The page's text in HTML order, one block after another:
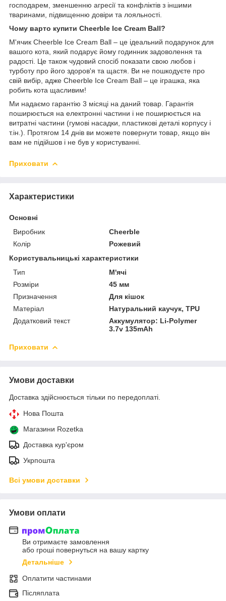
господарем, зменшенню агресії та конфліктів з іншими
тваринами, підвищенню довіри та лояльності.
Чому варто купити Cheerble Ice Cream Ball?
М'ячик Cheerble Ice Cream Ball – це ідеальний подарунок для
вашого кота, який подарує йому годинник задоволення та
радості. Це також чудовий спосіб показати свою любов і
турботу про його здоров'я та щастя. Ви не пошкодуєте про
свій вибір, адже Cheerble Ice Cream Ball – це іграшка, яка
робить кота щасливим!
Ми надаємо гарантію 3 місяці на даний товар. Гарантія
поширюється на електронні частини і не поширюється на
витратні частини (гумові насадки, пластикові деталі корпусу і
т.ін.). Протягом 14 днів ви можете повернути товар, якщо він
вам не підійшов і не був у користуванні.
Приховати
Характеристики
Основні
Виробник
Cheerble
Колір
Рожевий
Користувальницькі характеристики
Тип
М'ячі
Розміри
45 мм
Призначення
Для кішок
Матеріал
Натуральний каучук, TPU
Додатковий текст
Аккумулятор: Li-Polymer
3.7v 135mAh
Приховати
Умови доставки
Доставка здійснюється тільки по передоплаті.
Нова Пошта
Магазини Rozetka
Доставка кур'єром
Укрпошта
Всі умови доставки
Умови оплати
Ви отримаєте замовлення
або гроші повернуться на вашу картку
Детальніше
Оплатити частинами
Післяплата